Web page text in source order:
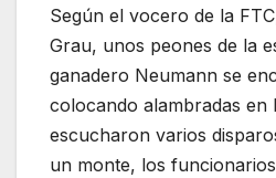
Según el vocero de la
Grau, unos peones de la
ganadero Neumann se
colocando alambradas en
escucharon varios
un monte, los